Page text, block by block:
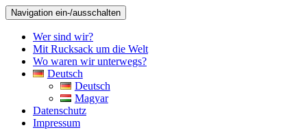
Navigation ein-/ausschalten
Wer sind wir?
Mit Rucksack um die Welt
Wo waren wir unterwegs?
Deutsch
Deutsch
Magyar
Datenschutz
Impressum